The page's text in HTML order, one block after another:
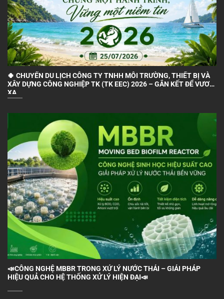
🍀 CHUYẾN DU LỊCH CÔNG TY TNHH MÔI TRƯỜNG, THIẾT BỊ VÀ
XÂY DỰNG CÔNG NGHIỆP TK (TK EEC) 2026 – GẮN KẾT ĐỂ VƯƠN
XA
📣CÔNG NGHỆ MBBR TRONG XỬ LÝ NƯỚC THẢI – GIẢI PHÁP
HIỆU QUẢ CHO HỆ THỐNG XỬ LÝ HIỆN ĐẠI📣